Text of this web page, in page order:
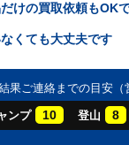
けの買取依頼もOK
くても大丈夫です
果ご連絡までの目安（
ンプ 10 登山 8